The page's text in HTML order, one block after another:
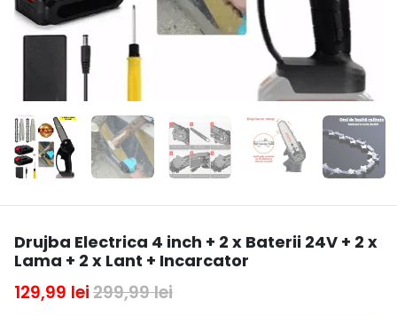
Drujba Electrica 4 inch + 2 x Baterii 24V + 2 x
Lama + 2 x Lant + Incarcator
129,99 lei299,99 lei